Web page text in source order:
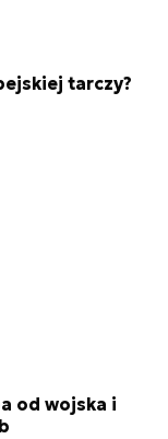
tarczy?
od wojska i